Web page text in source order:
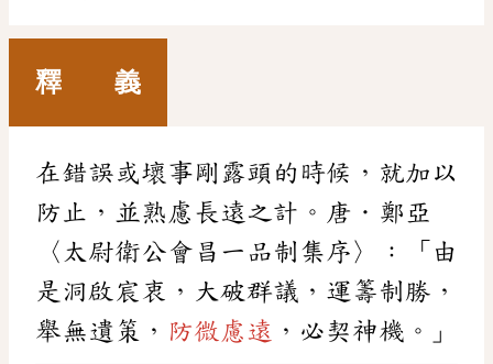
釋 義
在錯誤或壞事剛露頭的時候，就加以
防止，並熟慮長遠之計。唐．鄭亞
〈太尉衛公會昌一品制集序〉：「由
是洞啟宸衷，大破群議，運籌制勝，
舉無遺策， 防微慮遠 ，必契神機。」